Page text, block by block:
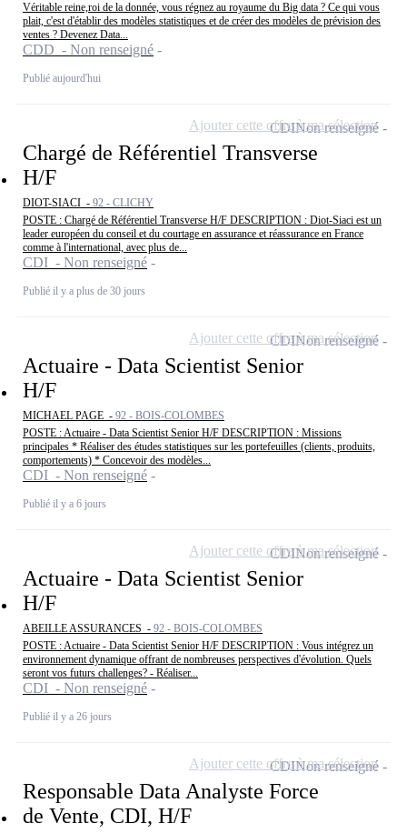
Véritable reine,roi de la donnée, vous régnez au royaume du Big data ? Ce qui vous
plait, c'est d'établir des modèles statistiques et de créer des modèles de prévision des
ventes ? Devenez Data...
CDD - Non renseigné
Publié aujourd'hui
Chargé de Référentiel Transverse
H/F
DIOT-SIACI - 92 - CLICHY
POSTE : Chargé de Référentiel Transverse H/F DESCRIPTION : Diot-Siaci est un
leader européen du conseil et du courtage en assurance et réassurance en France
comme à l'international, avec plus de...
CDI - Non renseigné
Publié il y a plus de 30 jours
CDINon renseigné
Ajouter cette offre à ma sélection
Actuaire - Data Scientist Senior
H/F
MICHAEL PAGE - 92 - BOIS-COLOMBES
POSTE : Actuaire - Data Scientist Senior H/F DESCRIPTION : Missions
principales * Réaliser des études statistiques sur les portefeuilles (clients, produits,
comportements) * Concevoir des modèles...
CDI - Non renseigné
Publié il y a 6 jours
CDINon renseigné
Ajouter cette offre à ma sélection
Actuaire - Data Scientist Senior
H/F
ABEILLE ASSURANCES - 92 - BOIS-COLOMBES
POSTE : Actuaire - Data Scientist Senior H/F DESCRIPTION : Vous intégrez un
environnement dynamique offrant de nombreuses perspectives d'évolution. Quels
seront vos futurs challenges? - Réaliser...
CDI - Non renseigné
Publié il y a 26 jours
CDINon renseigné
Ajouter cette offre à ma sélection
Responsable Data Analyste Force
de Vente, CDI, H/F
CDINon renseigné
Ajouter cette offre à ma sélection